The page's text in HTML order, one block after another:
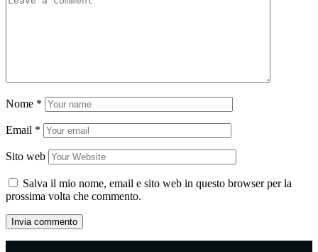
Nome *
Email *
Sito web
Salva il mio nome, email e sito web in questo browser per la
prossima volta che commento.